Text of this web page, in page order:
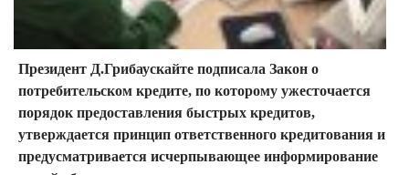
Президент Д.Грибаускайте подписала Закон о
потребительском кредите, по которому ужесточается
порядок предоставления быстрых кредитов,
утверждается принцип ответственного кредитования и
предусматривается исчерпывающее информирование